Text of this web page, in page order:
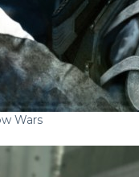
Wars